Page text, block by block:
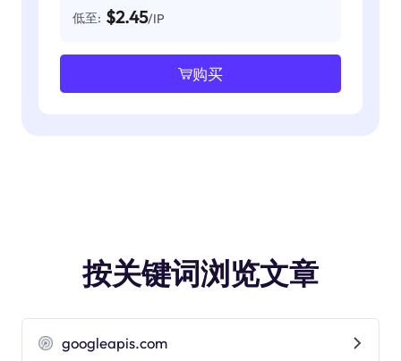
低至: $2.45/IP
购买
按关键词浏览文章
googleapis.com